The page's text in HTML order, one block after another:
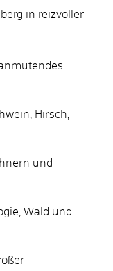
in reizvoller
Hirsch,
und
Wald und